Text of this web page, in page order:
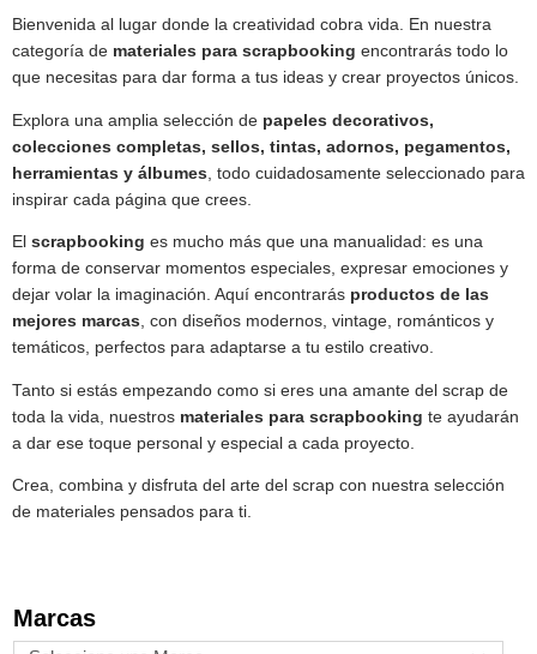
Marcas
Bienvenida al lugar donde la creatividad cobra vida. En nuestra
categoría de materiales para scrapbooking encontrarás todo lo
que necesitas para dar forma a tus ideas y crear proyectos únicos.
Explora una amplia selección de papeles decorativos,
colecciones completas, sellos, tintas, adornos, pegamentos,
herramientas y álbumes , todo cuidadosamente seleccionado para
inspirar cada página que crees.
El scrapbooking es mucho más que una manualidad: es una
forma de conservar momentos especiales, expresar emociones y
dejar volar la imaginación. Aquí encontrarás productos de las
mejores marcas, con diseños modernos, vintage, románticos y
temáticos, perfectos para adaptarse a tu estilo creativo.
Tanto si estás empezando como si eres una amante del scrap de
toda la vida, nuestros materiales para scrapbooking te ayudarán
a dar ese toque personal y especial a cada proyecto.
Crea, combina y disfruta del arte del scrap con nuestra selección
de materiales pensados para ti.